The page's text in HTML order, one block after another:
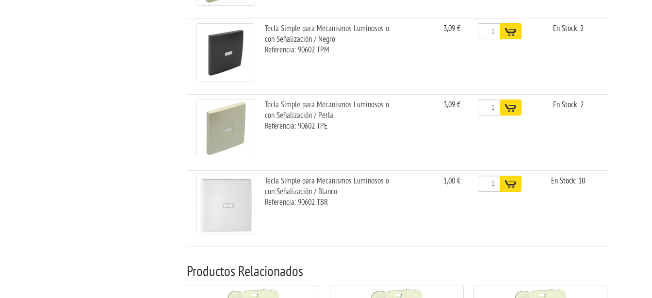
Tecla Simple para Mecanismos Luminosos o
con Señalización / Negro
Referencia: 90602 TPM
3,09 € En Stock: 2
Tecla Simple para Mecanismos Luminosos o
con Señalización / Perla
Referencia: 90602 TPE
3,09 € En Stock: 2
Tecla Simple para Mecanismos Luminosos o
con Señalización / Blanco
Referencia: 90602 TBR
1,00 € En Stock: 10
Productos Relacionados